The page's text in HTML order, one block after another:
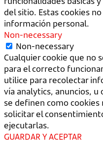
del sitio. Estas cookies
información personal.
Non-necessary
Non-necessary
Cualquier cookie que no
para el correcto
utilice para recolectar
vía analytics, anuncios,
se definen como
solicitar el
ejecutarlas.
GUARDAR Y ACEPTAR